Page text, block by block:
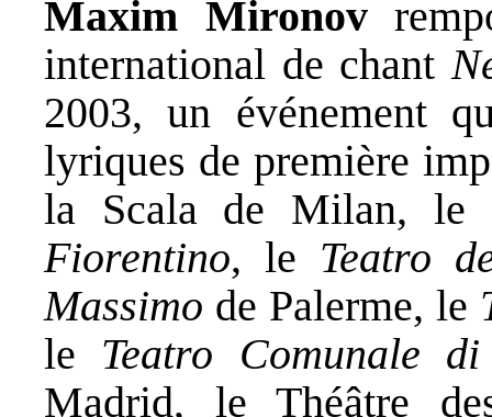
Maxim Mironov
international de chant
2003, un événement
lyriques de première
la Scala de Milan, le
Fiorentino, le Teatro
Massimo de Palerme, le
le Teatro Comunale
Madrid, le Théâtre